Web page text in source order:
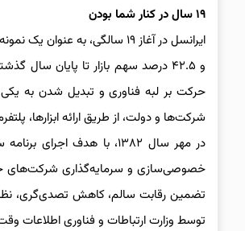
۱۹سال در کنار شما بودن
حرکت بر لبه فناوری و تبدیل شدن به یکی
شرکت‌ها و دولت، از طریق ارائه ابزارها،
خصوصی‌سازی و سرمایه‌گذاری شرکت‌های
تضمین رقابت سالم، کاهش تصدی‌گری،
توسط وزارت ارتباطات و فناوری اطلاعات